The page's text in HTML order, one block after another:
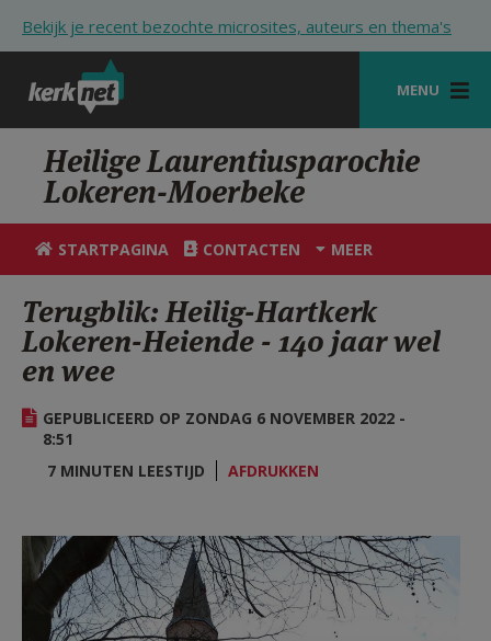
Bekijk je recent bezochte microsites, auteurs en thema's
MENU
STARTPAGINA
KERK
VIERINGEN
ZOEKEN
HULP
STARTPAGINA PORTAAL
MIJN PAROCHIE
Heilige Laurentiusparochie
Lokeren-Moerbeke
STARTPAGINA CONTACTEN MEER
Terugblik: Heilig-Hartkerk
Lokeren-Heiende - 140 jaar wel
en wee
GEPUBLICEERD OP ZONDAG 6 NOVEMBER 2022 -
8:51
7 MINUTEN LEESTIJD
AFDRUKKEN
F2184c45.jpg